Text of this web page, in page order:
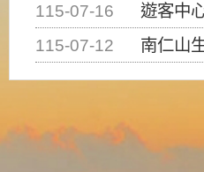
115-07-16
遊客中
115-07-12
南仁山生態保護區步道已完成修